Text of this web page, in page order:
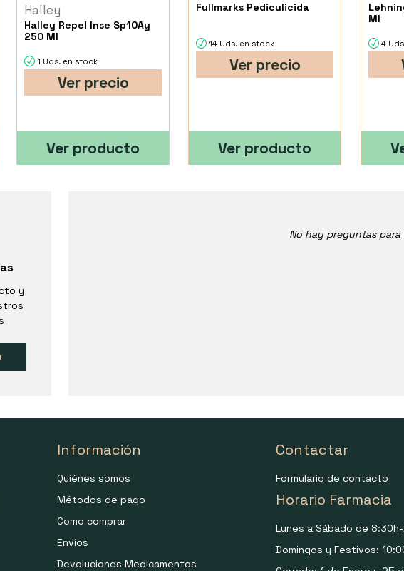
Halley
Halley Repel Inse Sp10Ay
250 Ml
1 Uds. en stock
Ver precio
Ver producto
Fullmarks Pediculicida
14 Uds. en stock
Ver precio
Ver producto
Ml
4
y
No hay preguntas
Información
Quiénes somos
Métodos de pago
Como comprar
Envíos
Devoluciones Medicamentos
Contactar
Formulario de contacto
Horario Farmacia
Lunes a Sábado de
Domingos y Festivos: